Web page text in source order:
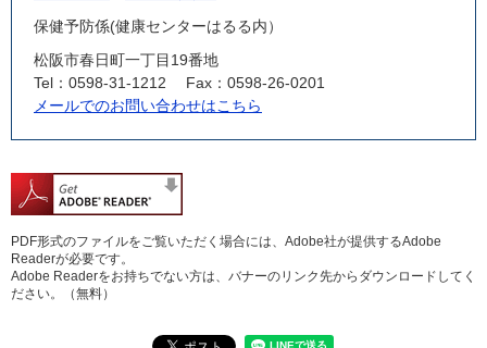
保健予防係(健康センターはるる内）
松阪市春日町一丁目19番地
Tel：0598-31-1212
Fax：0598-26-0201
メールでのお問い合わせはこちら
PDF形式のファイルをご覧いただく場合には、Adobe社が提供するAdobe
Readerが必要です。
Adobe Readerをお持ちでない方は、バナーのリンク先からダウンロードしてく
ださい。（無料）